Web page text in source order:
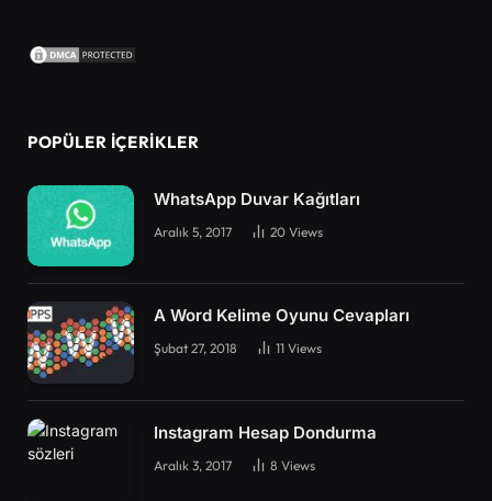
POPÜLER İÇERIKLER
WhatsApp Duvar Kağıtları
Aralık 5, 2017 20 Views
A Word Kelime Oyunu Cevapları
Şubat 27, 2018 11 Views
Instagram Hesap Dondurma
Aralık 3, 2017 8 Views